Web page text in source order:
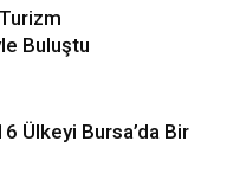
Buluştu
Ülkeyi Bursa’da Bir